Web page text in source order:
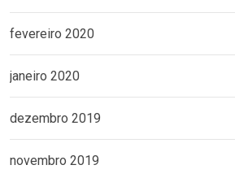
fevereiro 2020
janeiro 2020
dezembro 2019
novembro 2019